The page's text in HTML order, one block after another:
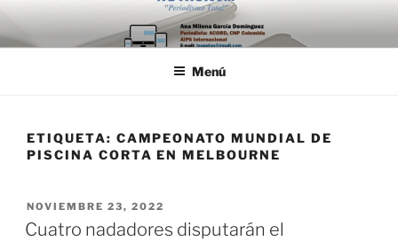
Saltar
al
contenido
Menú
ETIQUETA: CAMPEONATO MUNDIAL DE
PISCINA CORTA EN MELBOURNE
PUBLICADO
EL
NOVIEMBRE 23, 2022
Cuatro nadadores disputarán el